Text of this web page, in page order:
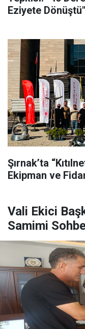
Eziyete Dönüştü"
Şırnak’ta
Ekipman ve
Vali Ekici
Samimi